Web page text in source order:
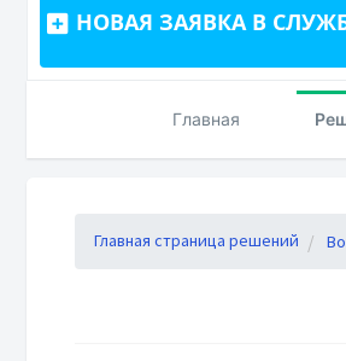
НОВАЯ ЗАЯВКА В
Главная
Главная страница решений